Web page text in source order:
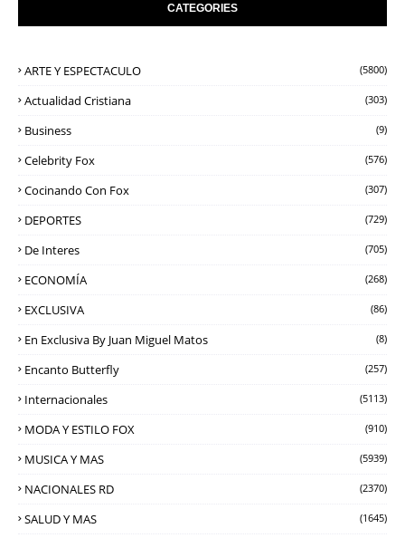
CATEGORIES
ARTE Y ESPECTACULO (5800)
Actualidad Cristiana (303)
Business (9)
Celebrity Fox (576)
Cocinando Con Fox (307)
DEPORTES (729)
De Interes (705)
ECONOMÍA (268)
EXCLUSIVA (86)
En Exclusiva By Juan Miguel Matos (8)
Encanto Butterfly (257)
Internacionales (5113)
MODA Y ESTILO FOX (910)
MUSICA Y MAS (5939)
NACIONALES RD (2370)
SALUD Y MAS (1645)